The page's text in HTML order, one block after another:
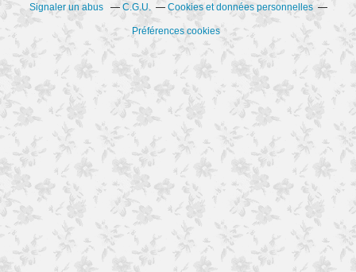
Signaler un abus C.G.U. Cookies et données personnelles
Préférences cookies